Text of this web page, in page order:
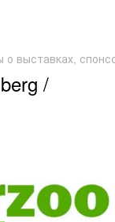
о выставках,
/